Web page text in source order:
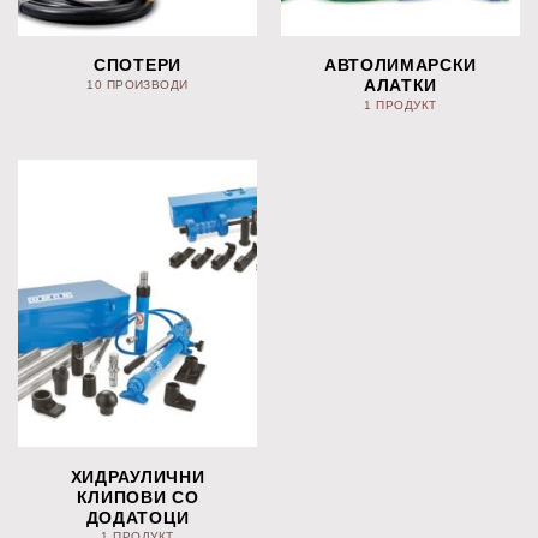
СПОТЕРИ
10 ПРОИЗВОДИ
АВТОЛИМАРСКИ
АЛАТКИ
1 ПРОДУКТ
ХИДРАУЛИЧНИ
КЛИПОВИ СО
ДОДАТОЦИ